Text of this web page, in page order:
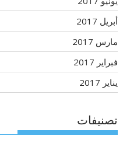
أبريل 2017
مارس 2017
فبراير 2017
يناير 2017
تصنيفات